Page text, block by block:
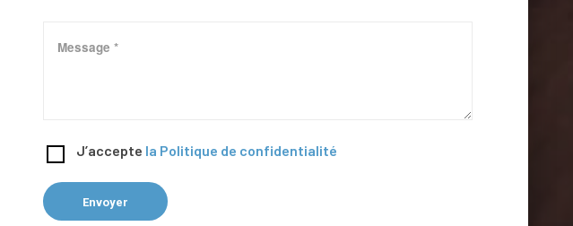
J’accepte la Politique de confidentialité